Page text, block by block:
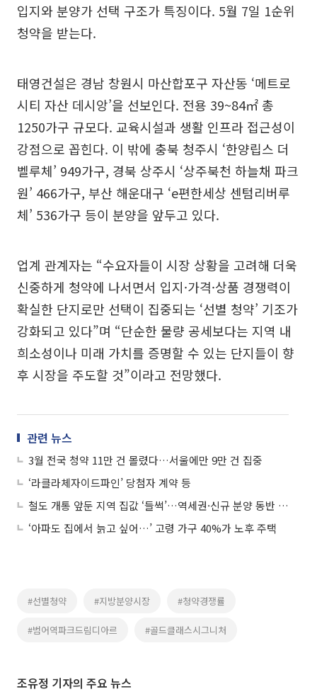
입지와 분양가 선택 구조가 특징이다. 5월 7일 1순위
청약을 받는다.
태영건설은 경남 창원시 마산합포구 자산동 ‘메트로
시티 자산 데시앙’을 선보인다. 전용 39~84㎡ 총
1250가구 규모다. 교육시설과 생활 인프라 접근성이
강점으로 꼽힌다. 이 밖에 충북 청주시 ‘한양립스 더
벨루체’ 949가구, 경북 상주시 ‘상주북천 하늘채 파크
원’ 466가구, 부산 해운대구 ‘e편한세상 센텀리버루
체’ 536가구 등이 분양을 앞두고 있다.
업계 관계자는 “수요자들이 시장 상황을 고려해 더욱
신중하게 청약에 나서면서 입지·가격·상품 경쟁력이
확실한 단지로만 선택이 집중되는 ‘선별 청약’ 기조가
강화되고 있다”며 “단순한 물량 공세보다는 지역 내
희소성이나 미래 가치를 증명할 수 있는 단지들이 향
후 시장을 주도할 것”이라고 전망했다.
관련 뉴스
3월 전국 청약 11만 건 몰렸다…서울에만 9만 건 집중
‘라클라체자이드파인’ 당첨자 계약 등
철도 개통 앞둔 지역 집값 ‘들썩’…역세권·신규 분양 동반 강세
‘아파도 집에서 늙고 싶어…’ 고령 가구 40%가 노후 주택
#선별청약 #지방분양시장 #청약경쟁률
#범어역파크드림디아르 #골드클래스시그니처
조유정 기자의 주요 뉴스